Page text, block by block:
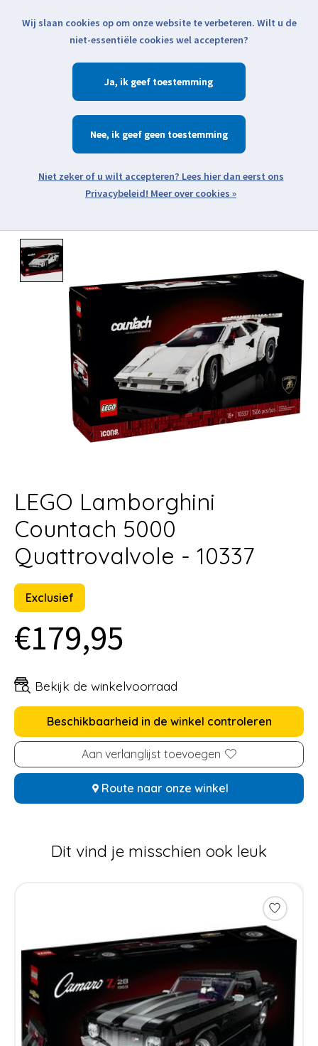
Klik voor actuele verzendinformatie...
Verlanglijst
Zoeken
Open webshop menu
LEGO Lamborghini
Countach 5000
Quattrovalvole - 10337
Exclusief
€179,95
Bekijk de winkelvoorraad
Beschikbaarheid in de winkel controleren
Aan verlanglijst toevoegen
Route naar onze winkel
Dit vind je misschien ook leuk
Wij slaan cookies op om onze website te verbeteren. Wilt u de
niet-essentiële cookies wel accepteren?
Ja
Nee
Meer over cookies »